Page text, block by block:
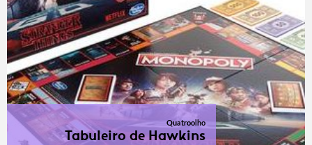
Quatroolho
Tabuleiro de Hawkins